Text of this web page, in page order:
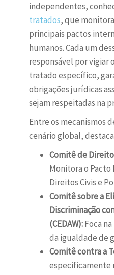
independentes,
tratados, que
principais pactos
humanos. Cada um
responsável por vigiar
tratado específico,
obrigações jurídicas
sejam respeitadas na
Entre os mecanismos
cenário global,
Comitê de
Monitora o
Direitos Civis e
Comitê sobre a
Discriminação
(CEDAW):Foca
da igualdade de
Comitê contra a
especificamente